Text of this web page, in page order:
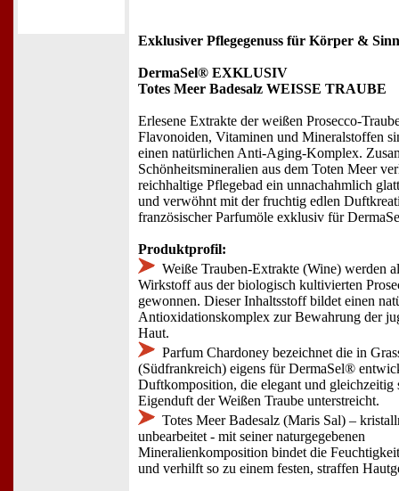
Exklusiver Pflegegenuss für Körper &
DermaSel® EXKLUSIV
Totes Meer Badesalz WEISSE TRAUBE
Erlesene Extrakte der weißen Prosecco-
Flavonoiden, Vitaminen und Mineralstoffen
einen natürlichen Anti-Aging-Komplex.
Schönheitsmineralien aus dem Toten Meer
reichhaltige Pflegebad ein unnachahmlich
und verwöhnt mit der fruchtig edlen
französischer Parfumöle exklusiv für
Produktprofil:
Weiße Trauben-Extrakte (Wine) werden
Wirkstoff aus der biologisch kultivierten
gewonnen. Dieser Inhaltsstoff bildet einen
Antioxidationskomplex zur Bewahrung der
Haut.
Parfum Chardoney bezeichnet die in
(Südfrankreich) eigens für DermaSel®
Duftkomposition, die elegant und gleichzeitig
Eigenduft der Weißen Traube unterstreicht.
Totes Meer Badesalz (Maris Sal) –
unbearbeitet - mit seiner naturgegebenen
Mineralienkomposition bindet die
und verhilft so zu einem festen, straffen